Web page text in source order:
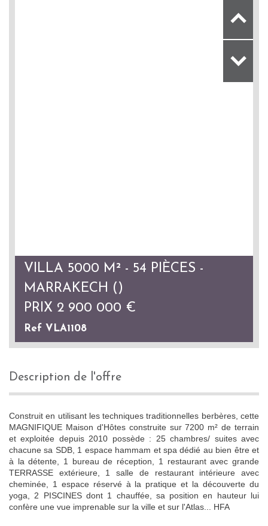
VILLA 5000 M² - 54 PIÈCES -
MARRAKECH ()
PRIX 2 900 000 €
Ref VLA1108
description de l'offre
Construit en utilisant les techniques traditionnelles berbères, cette
MAGNIFIQUE Maison d'Hôtes construite sur 7200 m² de terrain
et exploitée depuis 2010 possède : 25 chambres/ suites avec
chacune sa SDB, 1 espace hammam et spa dédié au bien être et
à la détente, 1 bureau de réception, 1 restaurant avec grande
TERRASSE extérieure, 1 salle de restaurant intérieure avec
cheminée, 1 espace réservé à la pratique et la découverte du
yoga, 2 PISCINES dont 1 chauffée, sa position en hauteur lui
confère une vue imprenable sur la ville et sur l'Atlas... HFA